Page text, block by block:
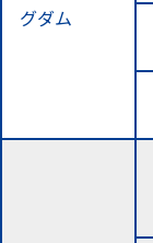
グダム